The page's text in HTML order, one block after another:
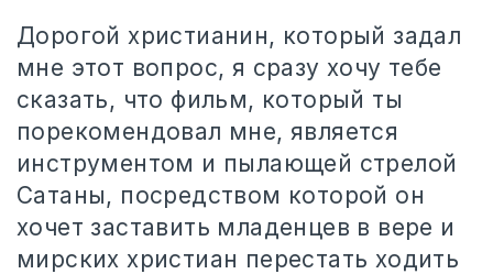
Дорогой христианин, который задал
мне этот вопрос, я сразу хочу тебе
сказать, что фильм, который ты
порекомендовал мне, является
инструментом и пылающей стрелой
Сатаны, посредством которой он
хочет заставить младенцев в вере и
мирских христиан перестать ходить